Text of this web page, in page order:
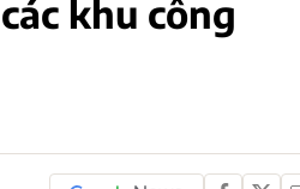
khu công